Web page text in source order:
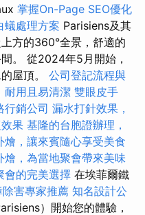
掌握On-Page SEO優化
蟻處理方案 Parisiens及其
方的360°全景，舒適的
。 從2024年5月開始，
屋頂。 公司登記流程與
耐用且易清潔 雙眼皮手
行銷公司 漏水打針效果，
果 基隆的台胞證辦理，
燴，讓來賓隨心享受美食
燴，為當地聚會帶來美味
會的完美選擇 在埃菲爾鐵
除害專家推薦 知名設計公
）開始您的體驗，